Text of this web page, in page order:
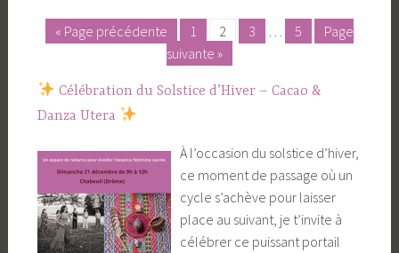
Posts
« Page précédente 1 2 3 … 5
Page
suivante »
Célébration du Solstice d’Hiver – Cacao &
Danza Utera
À l’occasion du solstice d’hiver,
ce moment de passage où un
cycle s’achève pour laisser
place au suivant, je t’invite à
célébrer ce puissant portail